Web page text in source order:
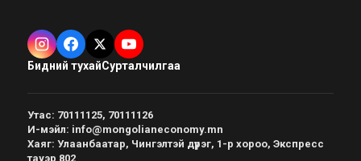
Бидний тухайСурталчилгаа
Утас: 70111125, 70111126
И-мэйл: info@mongolianeconomy.mn
Хаяг: Улаанбаатар, Чингэлтэй дүүрэг, 1-р хороо, Экспресс
тауэр 802